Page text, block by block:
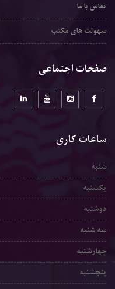
تماس با ما
سهولت های مکتب
صفحات اجتماعی
ساعات کاری
شنبه
یکشنبه
دوشنبه
سه شنبه
چهارشنبه
پنجشنبه